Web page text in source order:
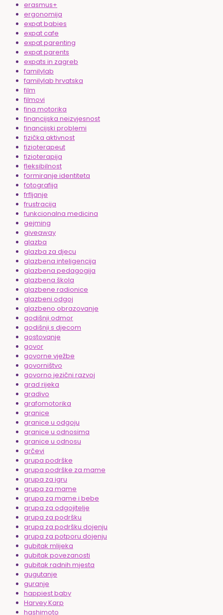
erasmus+
ergonomija
expat babies
expat cafe
expat parenting
expat parents
expats in zagreb
familylab
familylab hrvatska
film
filmovi
fina motorika
financijska neizvjesnost
financijski problemi
fizička aktivnost
fizioterapeut
fizioterapija
fleksibilnost
formiranje identiteta
fotografija
frfljanje
frustracija
funkcionalna medicina
gejming
giveaway
glazba
glazba za djecu
glazbena inteligencija
glazbena pedagogija
glazbena škola
glazbene radionice
glazbeni odgoj
glazbeno obrazovanje
godišnji odmor
godišnji s djecom
gostovanje
govor
govorne vježbe
govorništvo
govorno jezični razvoj
grad rijeka
gradivo
grafomotorika
granice
granice u odgoju
granice u odnosima
granice u odnosu
grčevi
grupa podrške
grupa podrške za mame
grupa za igru
grupa za mame
grupa za mame i bebe
grupa za odgojitelje
grupa za podršku
grupa za podršku dojenju
grupa za potporu dojenju
gubitak mlijeka
gubitak povezanosti
gubitak radnih mjesta
gugutanje
guranje
happiest baby
Harvey Karp
hashimoto